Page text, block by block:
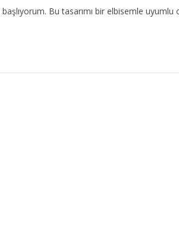
Bu tasarımı bir elbisemle uyumlu